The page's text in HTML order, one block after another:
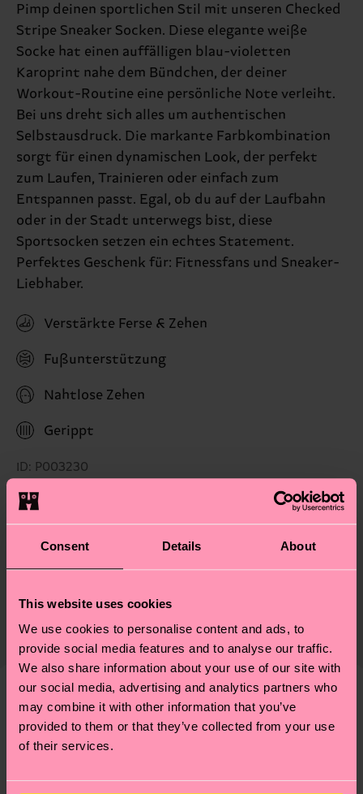
Consent Details About
This website uses cookies
We use cookies to personalise content and ads, to
provide social media features and to analyse our traffic.
We also share information about your use of our site with
our social media, advertising and analytics partners who
may combine it with other information that you’ve
provided to them or that they’ve collected from your use
of their services.
Pimp deinen sportlichen Stil mit unseren Checked
Stripe Sneaker Socken. Diese elegante weiße
Socke hat einen auffälligen blau-violetten
Karoprint nahe dem Bündchen, der deiner
Workout-Routine eine persönliche Note verleiht.
Bei uns dreht sich alles um authentischen
Selbstausdruck. Die markante Farbkombination
sorgt für einen dynamischen Look, der perfekt
zum Laufen, Trainieren oder einfach zum
Entspannen passt. Egal, ob du auf der Laufbahn
oder in der Stadt unterwegs bist, diese
Sportsocken setzen ein echtes Statement.
Perfektes Geschenk für: Fitnessfans und Sneaker-
Liebhaber.
Verstärkte Ferse & Zehen
Fußunterstützung
Nahtlose Zehen
Gerippt
ID: P003230
Materials
74% Cotton, 23% Polyamide, 3% Elastane
Nachhaltigkeit
Zertifizierungen – es geht auch um eine ethische
Lieferkette, die Reduzierung von Emissionen, die
richtige Pflege von Socken und VIELES MEHR!
Weitere Informationen sowie Tipps und Tricks
findest du auf unsererNachhaltigkeitsseite.
ab und unsere länderspezifische Versandübersicht
findest duhier. Die Lieferzeit beginnt sobald
deine Bestellung versandt wurde. Bitte bedenke,
dass es sich hierbei um einen Richtwert handelt
und die genaue Lieferzeit von der lokalen Post in
deinem Land abhängt.
Du hast Fragen zu einer Retoure? In unserem
Ähnliche muster